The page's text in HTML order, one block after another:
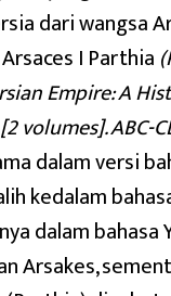
dari wangsa
I Parthia
Empire: A
volumes]. ABC-
dalam versi
kedalam
dalam bahasa
Arsakes,